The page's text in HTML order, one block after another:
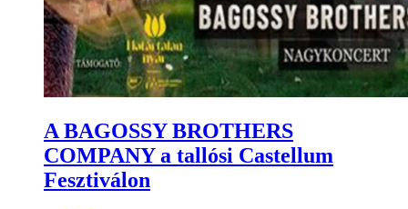
A BAGOSSY BROTHERS
COMPANY a tallósi Castellum
Fesztiválon